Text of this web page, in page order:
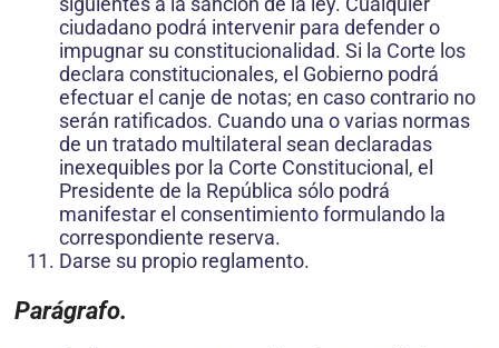
ciudadano podrá intervenir para defender o
impugnar su constitucionalidad. Si la Corte los
declara constitucionales, el Gobierno podrá
efectuar el canje de notas; en caso contrario no
serán ratificados. Cuando una o varias normas
de un tratado multilateral sean declaradas
inexequibles por la Corte Constitucional, el
Presidente de la República sólo podrá
manifestar el consentimiento formulando la
correspondiente reserva.
Darse su propio reglamento.
Parágrafo.